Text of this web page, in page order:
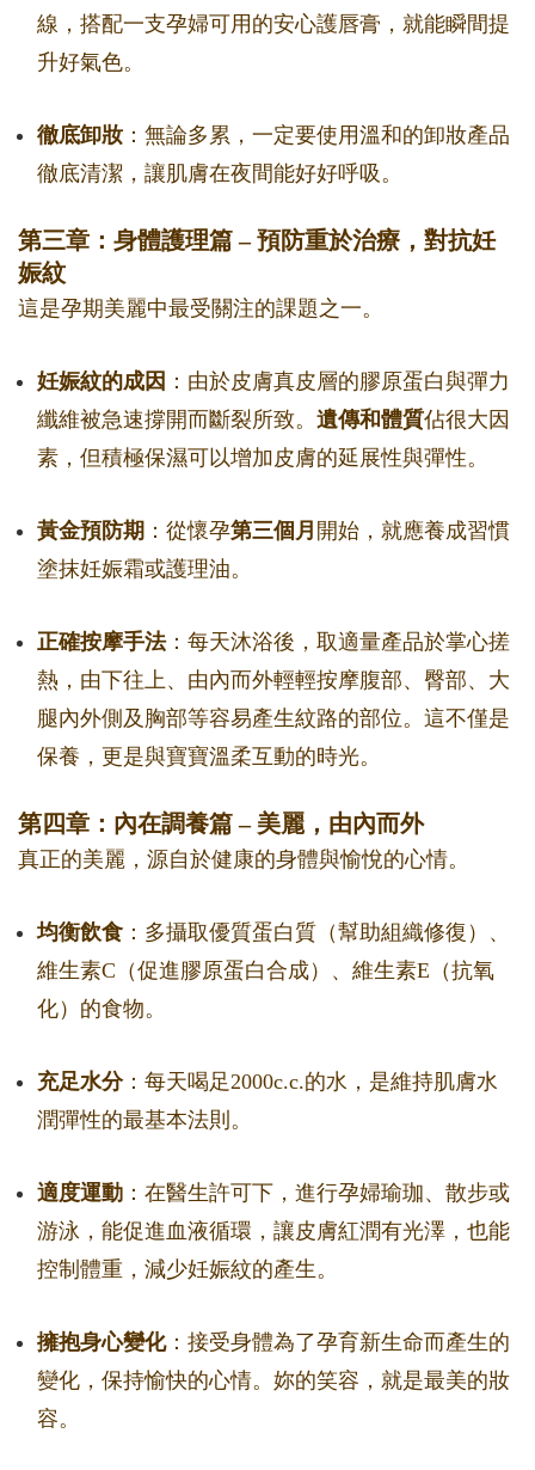
線，搭配一支孕婦可用的安心護唇膏，就能瞬間提
升好氣色。
徹底卸妝 ：無論多累，一定要使用溫和的卸妝產品
徹底清潔，讓肌膚在夜間能好好呼吸。
第三章：身體護理篇 – 預防重於治療，對抗妊
娠紋
這是孕期美麗中最受關注的課題之一。
妊娠紋的成因 ：由於皮膚真皮層的膠原蛋白與彈力
纖維被急速撐開而斷裂所致。 遺傳和體質佔很大因
素，但積極保濕可以增加皮膚的延展性與彈性。
黃金預防期 ：從懷孕第三個月 開始，就應養成習慣
塗抹妊娠霜或護理油。
正確按摩手法：每天沐浴後，取適量產品於掌心搓
熱，由下往上、由內而外輕輕按摩腹部、臀部、大
腿內外側及胸部等容易產生紋路的部位。這不僅是
保養，更是與寶寶溫柔互動的時光。
第四章：內在調養篇 – 美麗，由內而外
真正的美麗，源自於健康的身體與愉悅的心情。
均衡飲食 ：多攝取優質蛋白質（幫助組織修復）、
維生素C（促進膠原蛋白合成）、維生素E（抗氧
化）的食物。
充足水分：每天喝足2000c.c.的水，是維持肌膚水
潤彈性的最基本法則。
適度運動 ：在醫生許可下，進行孕婦瑜珈、散步或
游泳，能促進血液循環，讓皮膚紅潤有光澤，也能
控制體重，減少妊娠紋的產生。
擁抱身心變化：接受身體為了孕育新生命而產生的
變化，保持愉快的心情。妳的笑容，就是最美的妝
容。